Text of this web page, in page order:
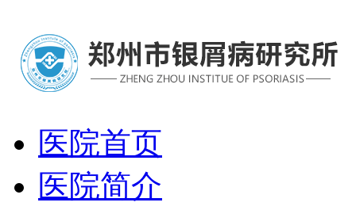
医院首页
医院简介